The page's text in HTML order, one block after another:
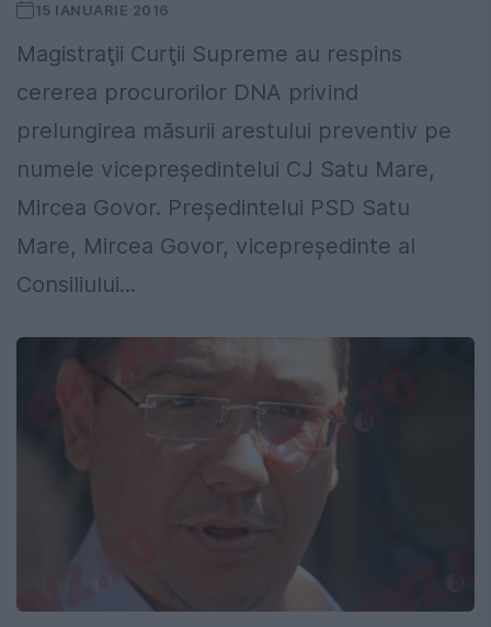
15 IANUARIE 2016
Magistraţii Curţii Supreme au respins
cererea procurorilor DNA privind
prelungirea măsurii arestului preventiv pe
numele vicepreședintelui CJ Satu Mare,
Mircea Govor. Preşedintelui PSD Satu
Mare, Mircea Govor, vicepreşedinte al
Consiliului...